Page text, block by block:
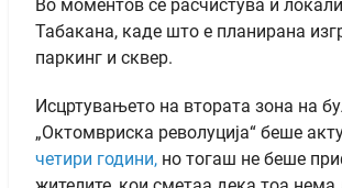
Во моментов се расчистува и
Табакана, каде што е планирана
паркинг и сквер.
Исцртувањето на втората зона на
„Октомвриска револуција“ беше
четири години, но тогаш не беше